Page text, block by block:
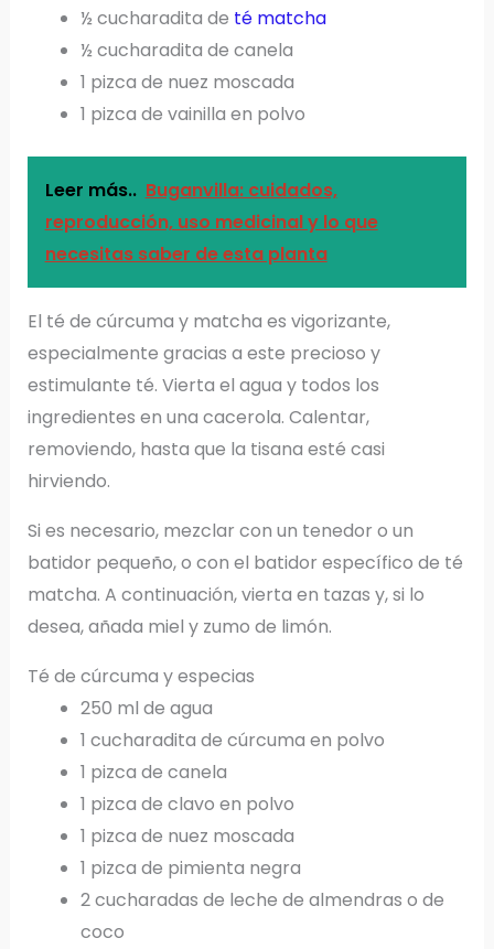
½ cucharadita de té matcha
½ cucharadita de canela
1 pizca de nuez moscada
1 pizca de vainilla en polvo
Leer más.. Buganvilla: cuidados,
reproducción, uso medicinal y lo que
necesitas saber de esta planta
El té de cúrcuma y matcha es vigorizante,
especialmente gracias a este precioso y
estimulante té. Vierta el agua y todos los
ingredientes en una cacerola. Calentar,
removiendo, hasta que la tisana esté casi
hirviendo.
Si es necesario, mezclar con un tenedor o un
batidor pequeño, o con el batidor específico de té
matcha. A continuación, vierta en tazas y, si lo
desea, añada miel y zumo de limón.
Té de cúrcuma y especias
250 ml de agua
1 cucharadita de cúrcuma en polvo
1 pizca de canela
1 pizca de clavo en polvo
1 pizca de nuez moscada
1 pizca de pimienta negra
2 cucharadas de leche de almendras o de
coco